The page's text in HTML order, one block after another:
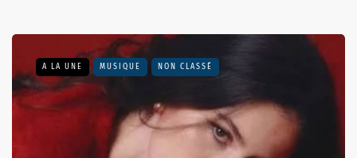
A LA UNE MUSIQUE NON CLASSÉ